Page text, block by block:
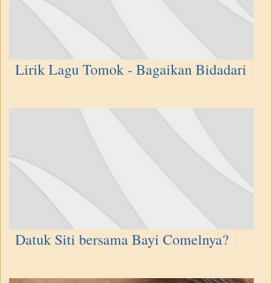
Lirik Lagu Tomok - Bagaikan Bidadari
Datuk Siti bersama Bayi Comelnya?